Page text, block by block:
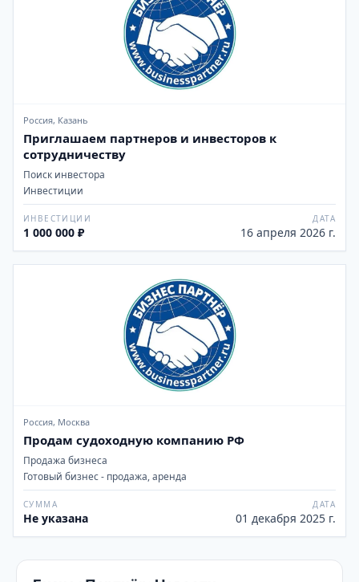
Россия, Казань
Приглашаем партнеров и инвесторов к
сотрудничеству
Поиск инвестора
Инвестиции
ИНВЕСТИЦИИ
1 000 000 ₽
ДАТА
16 апреля 2026 г.
Россия, Москва
Продам судоходную компанию РФ
Продажа бизнеса
Готовый бизнес - продажа, аренда
СУММА
Не указана
ДАТА
01 декабря 2025 г.